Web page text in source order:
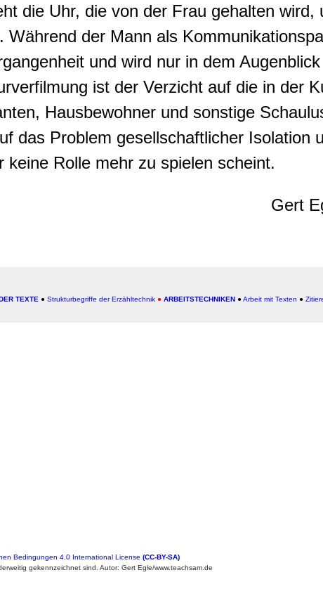
die Uhr, die von der Frau gehalten
Während der Mann als
und wird nur in dem
ist der Verzicht auf die in der
Hausbewohner und sonstige
das Problem gesellschaftlicher Isolation
Rolle mehr zu spielen scheint.
Gert
TEXTE ● Strukturbegriffe der Erzähltechnik ● ARBEITSTECHNIKEN ● Arbeit mit Texten ●
Bedingungen 4.0 International License (CC-BY-SA)
gekennzeichnet sind. Autor: Gert Egle/www.teachsam.de